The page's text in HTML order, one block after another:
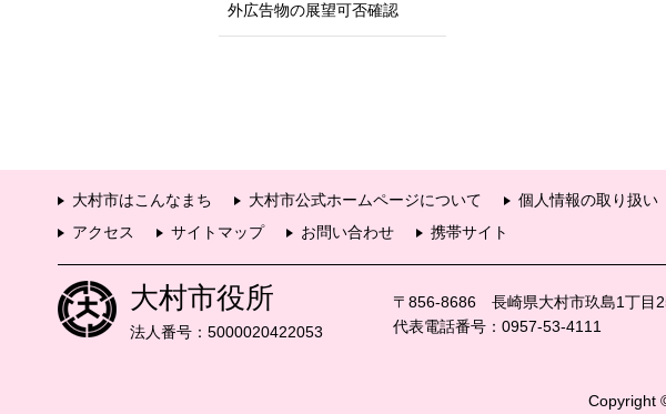
外広告物の展望可否確認
大村市はこんなまち 大村市公式ホームページについて 個人情報の取り扱い
アクセス
サイトマップ お問い合わせ 携帯サイト
大村市役所
法人番号：5000020422053
〒856-8686 長崎県大村市玖島1丁目
代表電話番号：0957-53-4111
Copyright